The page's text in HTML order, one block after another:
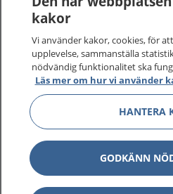
1177 på flera språk
Om 1177
Kontakt
kakor
Vi använder kakor, cookies, för
upplevelse, sammanställa
nödvändig funktionalitet ska
Läs mer om hur vi använder
HANTERA
GODKÄNN